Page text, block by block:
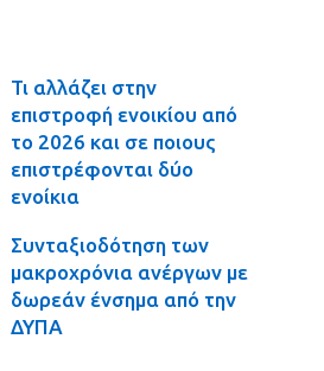
Τι αλλάζει στην
επιστροφή ενοικίου από
το 2026 και σε ποιους
επιστρέφονται δύο
ενοίκια
Συνταξιοδότηση των
μακροχρόνια ανέργων με
δωρεάν ένσημα από την
ΔΥΠΑ